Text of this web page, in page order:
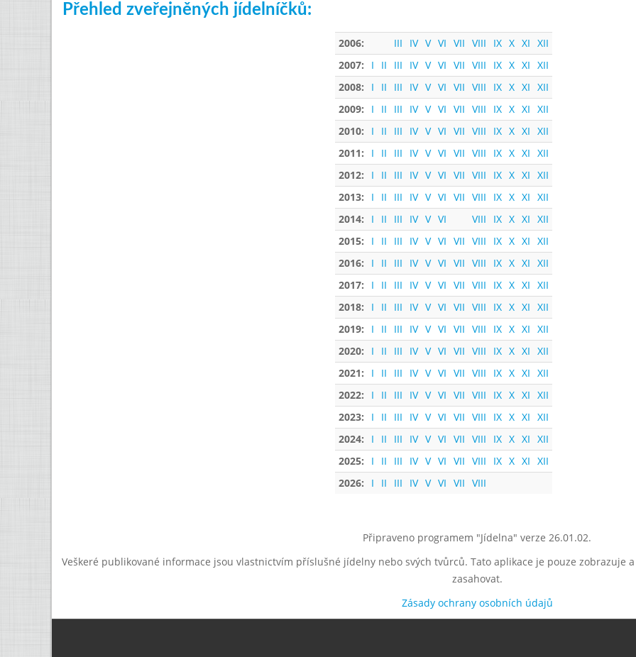
Přehled zveřejněných jídelníčků:
2006: III IV V VI VII VIII IX X XI XII
2007:
I II III IV V VI VII VIII IX X XI XII
2008:
I II III IV V VI VII VIII IX X XI XII
2009:
I II III IV V VI VII VIII IX X XI XII
2010:
I II III IV V VI VII VIII IX X XI XII
2011:
I II III IV V VI VII VIII IX X XI XII
2012:
I II III IV V VI VII VIII IX X XI XII
2013:
I II III IV V VI VII VIII IX X XI XII
2014:
I II III IV V VI VIII IX X XI XII
2015:
I II III IV V VI VII VIII IX X XI XII
2016:
I II III IV V VI VII VIII IX X XI XII
2017:
I II III IV V VI VII VIII IX X XI XII
2018:
I II III IV V VI VII VIII IX X XI XII
2019:
I II III IV V VI VII VIII IX X XI XII
2020:
I II III IV V VI VII VIII IX X XI XII
2021:
I II III IV V VI VII VIII IX X XI XII
2022:
I II III IV V VI VII VIII IX X XI XII
2023:
I II III IV V VI VII VIII IX X XI XII
2024:
I II III IV V VI VII VIII IX X XI XII
2025:
I II III IV V VI VII VIII IX X XI XII
2026:
I II III IV V VI VII VIII
Připraveno programem "Jídelna" verze 26.01.02.
Veškeré publikované informace jsou vlastnictvím příslušné jídelny nebo svých tvůrců. Tato aplikace je pouze zobrazuje
zasahovat.
Zásady ochrany osobních údajů